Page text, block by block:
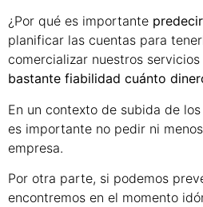
¿Por qué es importante
planificar las cuentas para
comercializar nuestros
bastante fiabilidad cuánto
En un contexto de subida de
es importante no pedir ni
empresa.
Por otra parte, si podemos
encontremos en el momento